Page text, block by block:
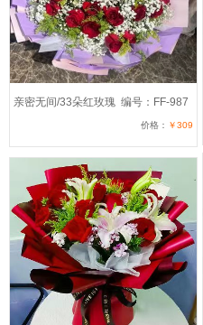
亲密无间/33朵红玫瑰 编号：FF-987
价格： ￥309